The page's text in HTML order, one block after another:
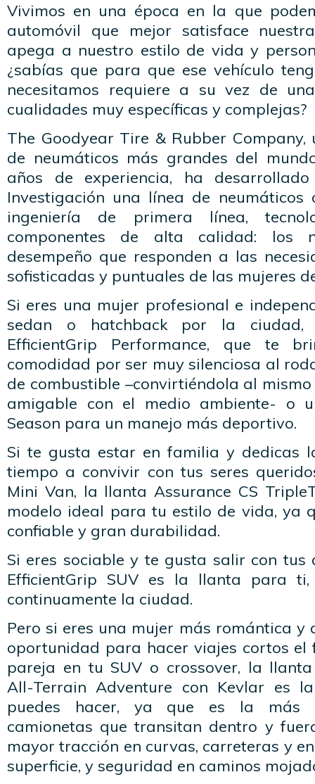
Vivimos en una época en la que
automóvil que mejor satisface
apega a nuestro estilo de vida y
¿sabías que para que ese vehículo
necesitamos requiere a su vez de
cualidades muy específicas y complejas?
The Goodyear Tire & Rubber
de neumáticos más grandes del
años de experiencia, ha
Investigación una línea de neumáticos
ingeniería de primera línea,
componentes de alta calidad: los
desempeño que responden a las
sofisticadas y puntuales de las mujeres
Si eres una mujer profesional e
sedan o hatchback por la ciudad,
EfficientGrip Performance, que te
comodidad por ser muy silenciosa al
de combustible –convirtiéndola al
amigable con el medio ambiente- o
Season para un manejo más deportivo.
Si te gusta estar en familia y dedicas
tiempo a convivir con tus seres
Mini Van, la llanta Assurance CS
modelo ideal para tu estilo de vida, ya
confiable y gran durabilidad.
Si eres sociable y te gusta salir con tus
EfficientGrip SUV es la llanta para
continuamente la ciudad.
Pero si eres una mujer más romántica y
oportunidad para hacer viajes cortos el
pareja en tu SUV o crossover, la
All-Terrain Adventure con Kevlar es
puedes hacer, ya que es la más
camionetas que transitan dentro y
mayor tracción en curvas, carreteras y
superficie, y seguridad en caminos